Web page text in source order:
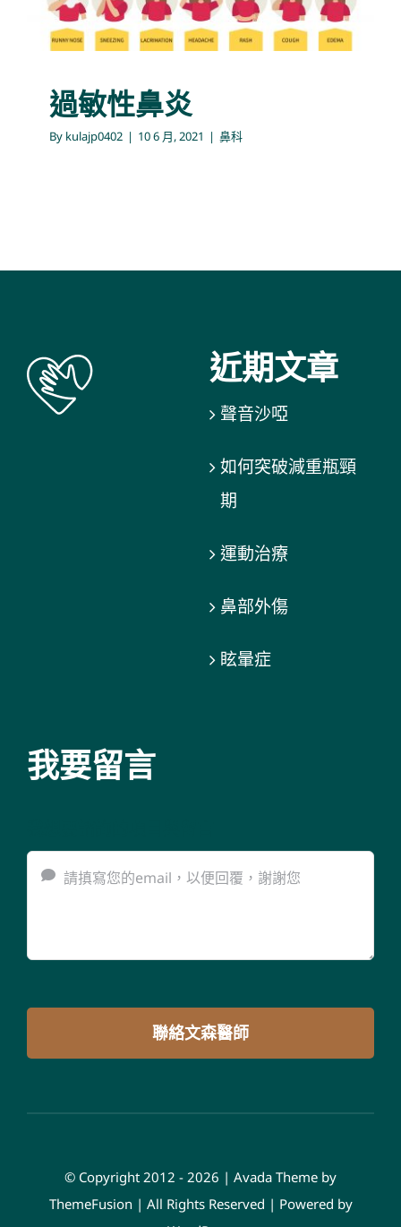
鼻科
過敏性鼻炎
By kulajp0402 | 10 6 月, 2021 | 鼻科
近期文章
聲音沙啞
如何突破減重瓶頸
期
運動治療
鼻部外傷
眩暈症
我要留言
聯絡文森醫師
© Copyright 2012 - 2026 | Avada Theme by
ThemeFusion | All Rights Reserved | Powered by